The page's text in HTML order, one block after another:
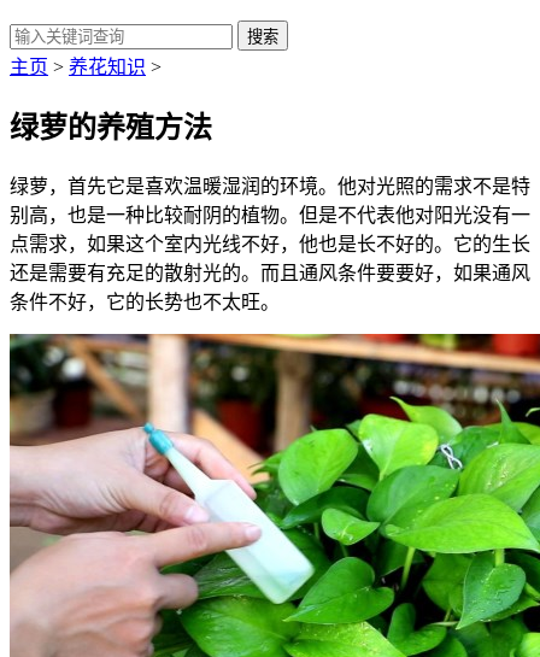
搜索
主页 > 养花知识 >
绿萝的养殖方法
绿萝，首先它是喜欢温暖湿润的环境。他对光照的需求不是特
别高，也是一种比较耐阴的植物。但是不代表他对阳光没有一
点需求，如果这个室内光线不好，他也是长不好的。它的生长
还是需要有充足的散射光的。而且通风条件要要好，如果通风
条件不好，它的长势也不太旺。